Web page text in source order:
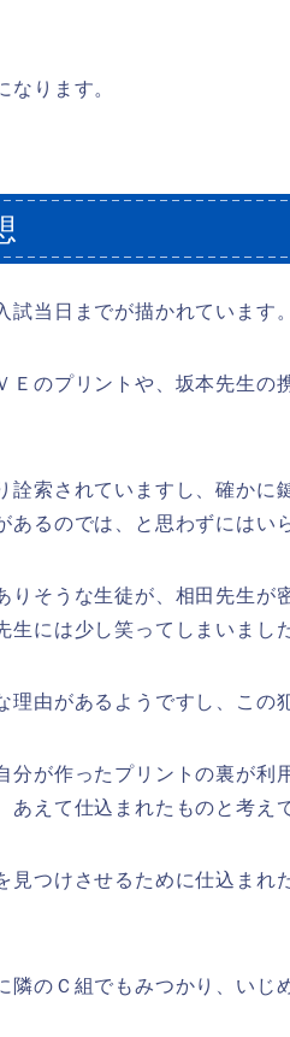
なります。
当日までが描かれています。
Ｅのプリントや、坂本先生の
詮索されていますし、確かに
るのでは、と思わずにはい
りそうな生徒が、相田先生が
には少し笑ってしまいまし
理由があるようですし、この
分が作ったプリントの裏が利
あえて仕込まれたものと考え
見つけさせるために仕込まれ
隣のＣ組でもみつかり、いじ